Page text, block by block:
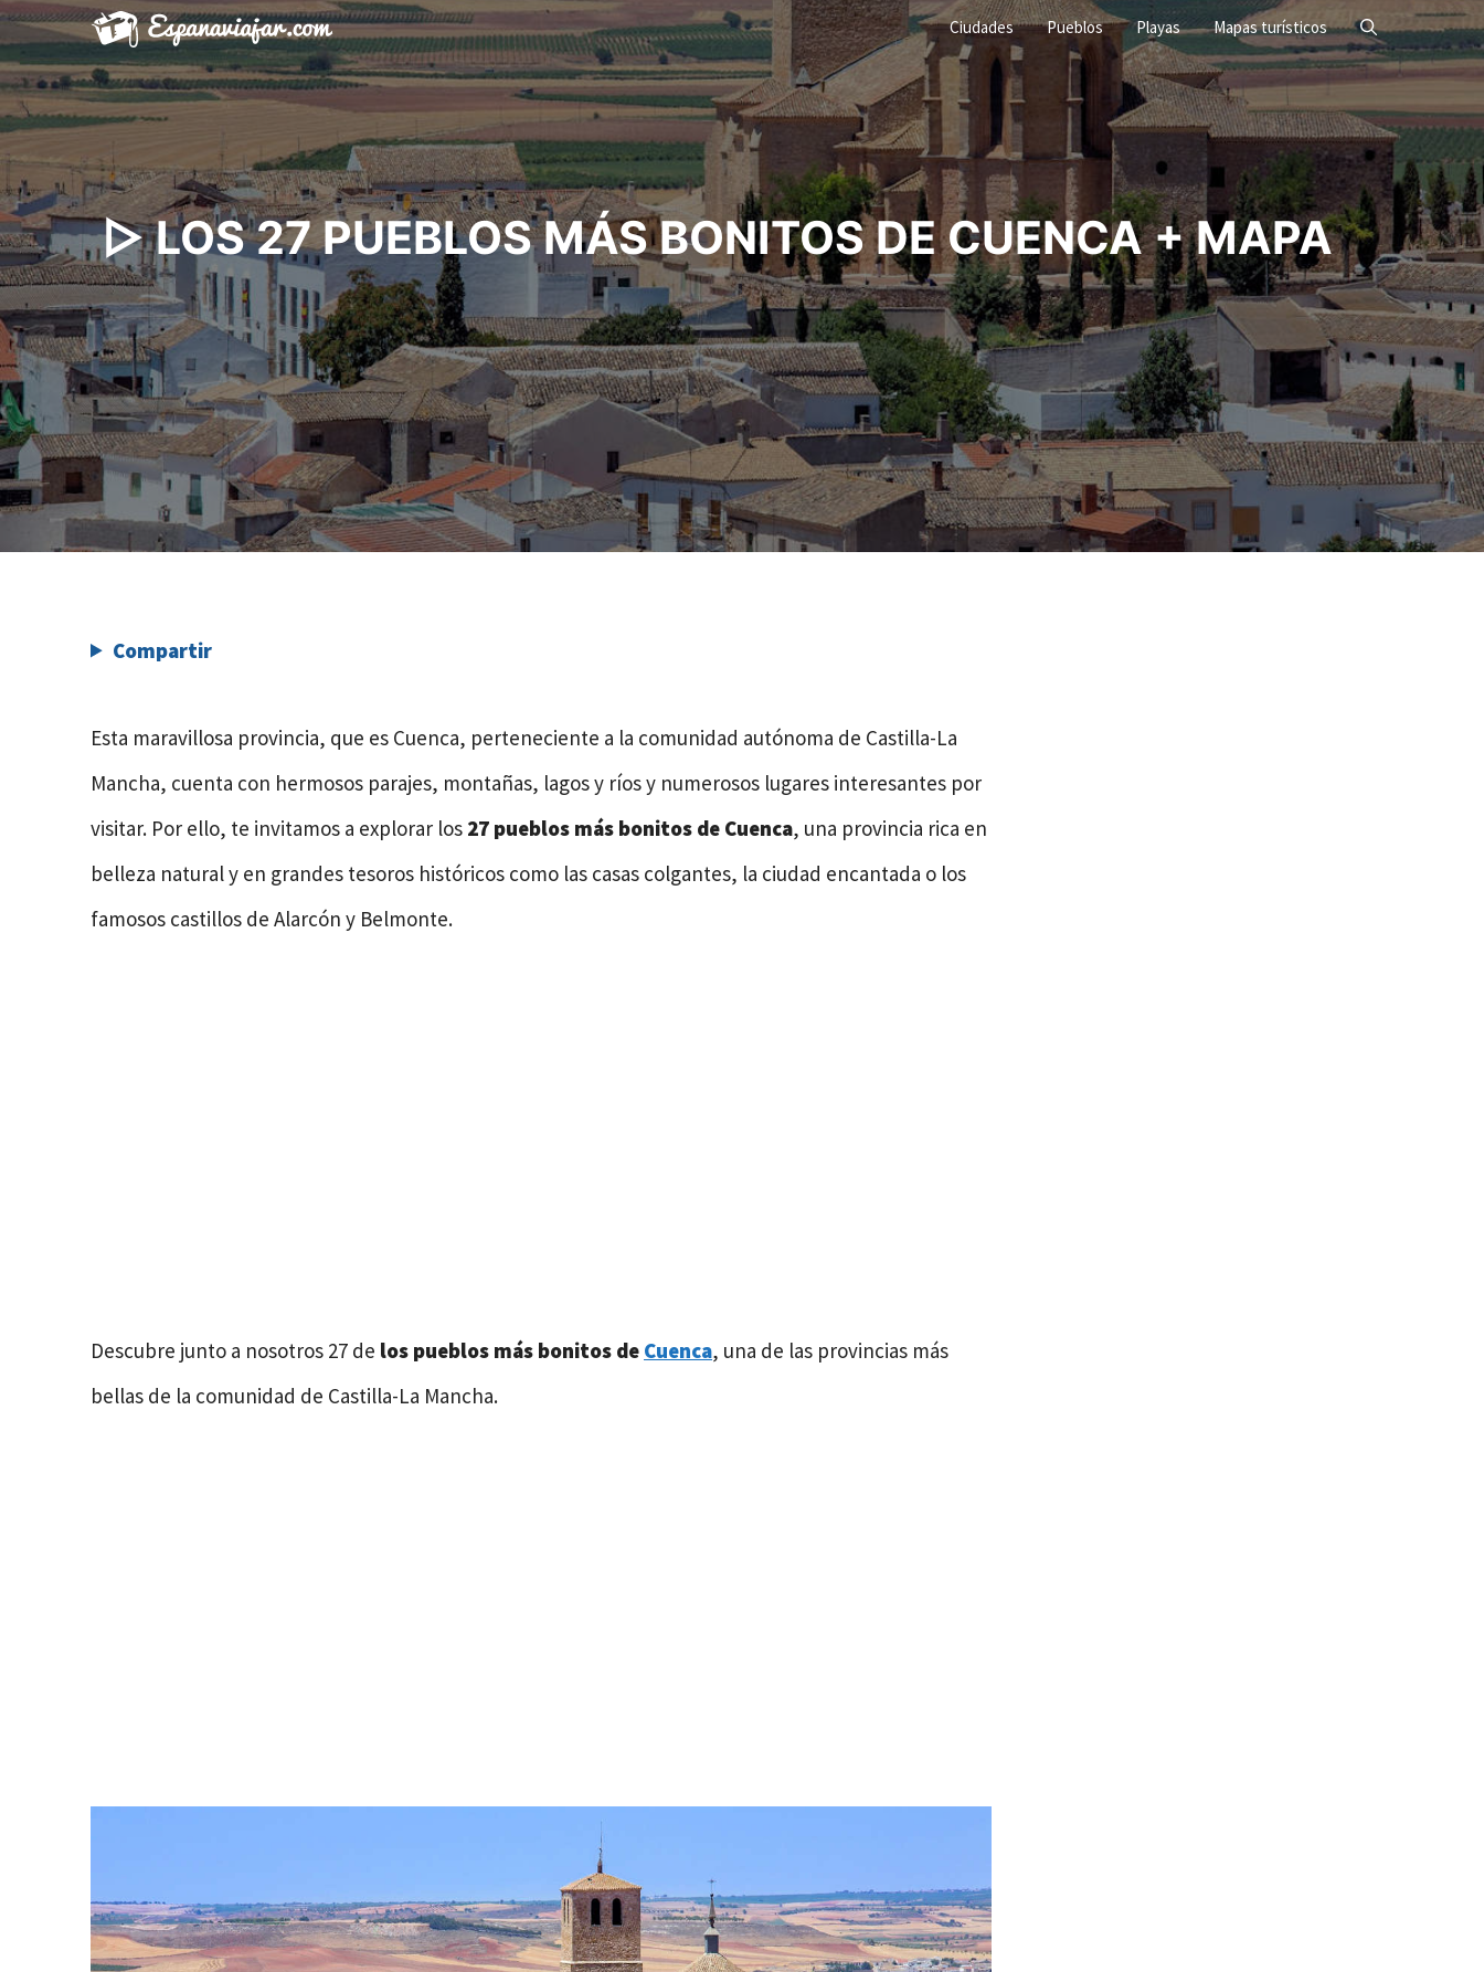
Saltar
al
contenido
Ciudades Pueblos Playas Mapas turísticos
▷ LOS 27 PUEBLOS MÁS BONITOS DE CUENCA + MAPA
Compartir
Esta maravillosa provincia, que es Cuenca, perteneciente a la comunidad autónoma de Castilla-La
Mancha, cuenta con hermosos parajes, montañas, lagos y ríos y numerosos lugares interesantes por
visitar. Por ello, te invitamos a explorar los 27 pueblos más bonitos de Cuenca, una provincia rica en
belleza natural y en grandes tesoros históricos como las casas colgantes, la ciudad encantada o los
famosos castillos de Alarcón y Belmonte.
Descubre junto a nosotros 27 de los pueblos más bonitos de Cuenca, una de las provincias más
bellas de la comunidad de Castilla-La Mancha.